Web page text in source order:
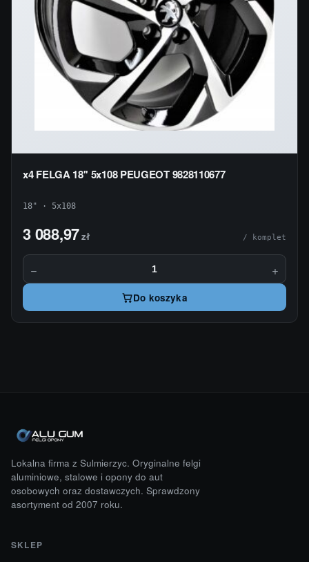
x4 FELGA 18'' 5x108 PEUGEOT 9828110677
18" · 5x108
3 088,97zł / komplet
− +
Do koszyka
Lokalna firma z Sulmierzyc. Oryginalne felgi
aluminiowe, stalowe i opony do aut
osobowych oraz dostawczych. Sprawdzony
asortyment od 2007 roku.
SKLEP